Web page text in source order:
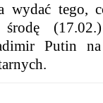
wydać tego,
Putin